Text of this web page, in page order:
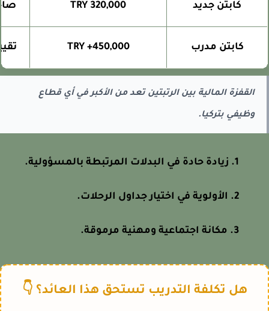
كابتن جديد 320,000 TRY
كابتن مدرب 450,000+ TRY
القفزة المالية بين الرتبتين تعد من الأكبر في أي قطاع
وظيفي بتركيا.
زيادة حادة في البدلات المرتبطة بالمسؤولية.
الأولوية في اختيار جداول الرحلات.
مكانة اجتماعية ومهنية مرموقة.
هل تكلفة التدريب تستحق هذا العائد؟ 👇